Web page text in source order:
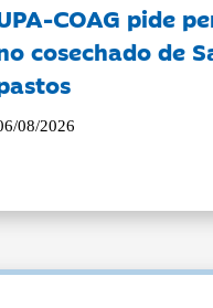
COAG pide
cosechado de
08/2026